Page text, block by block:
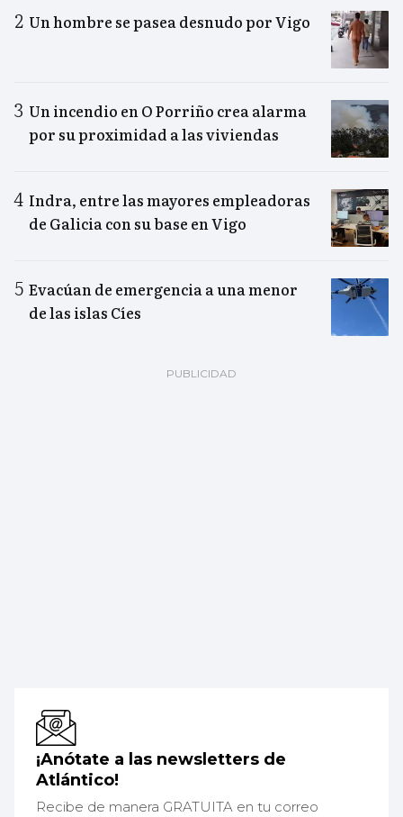
Un hombre se pasea desnudo por Vigo
Un incendio en O Porriño crea alarma
por su proximidad a las viviendas
Indra, entre las mayores empleadoras
de Galicia con su base en Vigo
Evacúan de emergencia a una menor
de las islas Cíes
¡Anótate a las newsletters de
Atlántico!
Recibe de manera GRATUITA en tu correo